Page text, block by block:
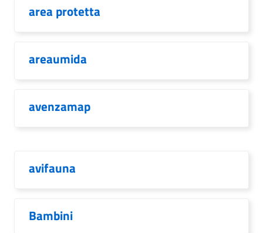
area protetta
areaumida
avenzamap
avifauna
Bambini